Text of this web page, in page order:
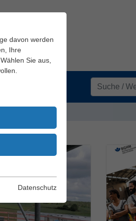
davon werden
Ihre
Sie aus,
der
Datenschutz